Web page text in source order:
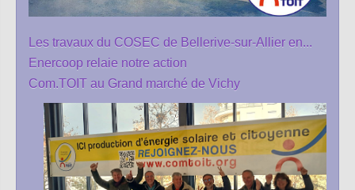
Les travaux du COSEC de Bellerive-sur-Allier en...
Enercoop relaie notre action
Com.TOIT au Grand marché de Vichy